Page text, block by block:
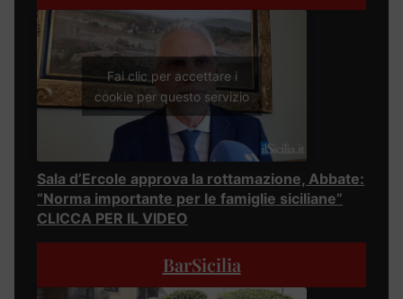
Fai clic per accettare i
cookie per questo servizio
Sala d’Ercole approva la rottamazione, Abbate:
“Norma importante per le famiglie siciliane”
CLICCA PER IL VIDEO
BarSicilia